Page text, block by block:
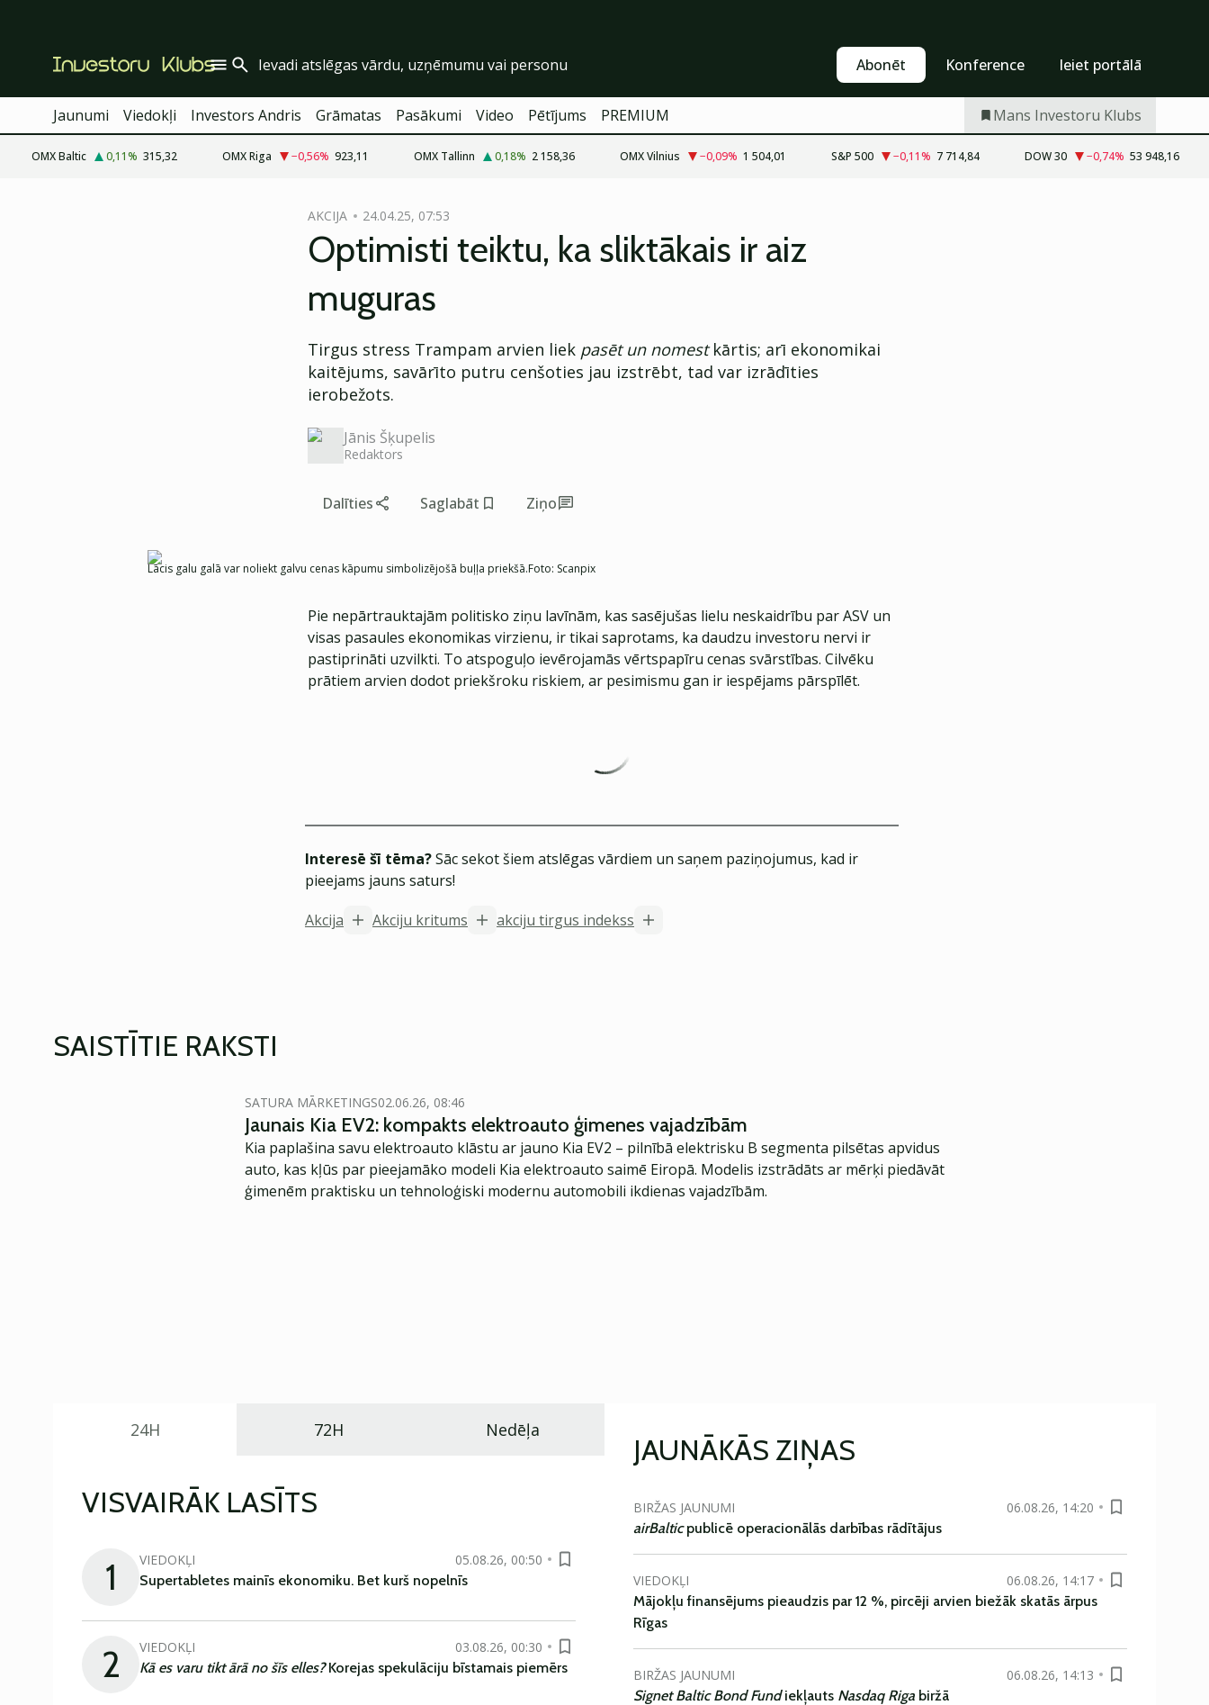
Abonēt Konference Ieiet portālā
Jaunumi Viedokļi Investors Andris Grāmatas Pasākumi Video Pētījums PREMIUM Mans Investoru Klubs
OMX Baltic 0,11% 315,32 OMX Riga −0,56% 923,11 OMX Tallinn 0,18% 2 158,36 OMX Vilnius −0,09% 1 504,01 S&P 500 −0,11% 7 714,84 DOW 30 −0,74% 53 948,16
AKCIJA 24.04.25, 07:53
Optimisti teiktu, ka sliktākais ir aiz
muguras
Tirgus stress Trampam arvien liek pasēt un nomestkārtis; arī ekonomikai
kaitējums, savārīto putru cenšoties jau izstrēbt, tad var izrādīties
ierobežots.
Jānis Šķupelis
Redaktors
Dalīties Saglabāt Ziņo
Lācis galu galā var noliekt galvu cenas kāpumu simbolizējošā buļļa priekšā.Foto: Scanpix
Pie nepārtrauktajām politisko ziņu lavīnām, kas sasējušas lielu neskaidrību par ASV un
visas pasaules ekonomikas virzienu, ir tikai saprotams, ka daudzu investoru nervi ir
pastiprināti uzvilkti. To atspoguļo ievērojamās vērtspapīru cenas svārstības. Cilvēku
prātiem arvien dodot priekšroku riskiem, ar pesimismu gan ir iespējams pārspīlēt.
Interesē šī tēma?Sāc sekot šiem atslēgas vārdiem un saņem paziņojumus, kad ir
pieejams jauns saturs!
Akcija
Akciju kritums akciju tirgus indekss
SAISTĪTIE RAKSTI
SATURA MĀRKETINGS02.06.26, 08:46
Jaunais Kia EV2: kompakts elektroauto ģimenes vajadzībām
Kia paplašina savu elektroauto klāstu ar jauno Kia EV2 – pilnībā elektrisku B segmenta pilsētas apvidus
auto, kas kļūs par pieejamāko modeli Kia elektroauto saimē Eiropā. Modelis izstrādāts ar mērķi piedāvāt
ģimenēm praktisku un tehnoloģiski modernu automobili ikdienas vajadzībām.
24H 72H Nedēļa
VISVAIRĀK LASĪTS
1 VIEDOKĻI
05.08.26, 00:50
Supertabletes mainīs ekonomiku. Bet kurš nopelnīs
2 VIEDOKĻI
03.08.26, 00:30
Kā es varu tikt ārā no šīs elles?Korejas spekulāciju bīstamais piemērs
JAUNĀKĀS ZIŅAS
BIRŽAS JAUNUMI
06.08.26, 14:20
airBalticpublicē operacionālās darbības rādītājus
VIEDOKĻI
06.08.26, 14:17
Mājokļu finansējums pieaudzis par 12 %, pircēji arvien biežāk skatās ārpus
Rīgas
BIRŽAS JAUNUMI
06.08.26, 14:13
Signet Baltic Bond Fundiekļauts Nasdaq Riga biržā